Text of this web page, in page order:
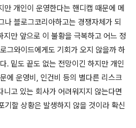
만 개인이 운영한다는 핸디캡 때문에 메
나 블로그코리아하고는 경쟁자체가 되
지만 앞으로 이 불황을 극복하고 어느 정
그와이드에게도 기회가 오지 않을까 하
. 밑도 끝도 없는 전망이긴 하지만 개인
에 운영비, 인건비 등의 별다른 리스크
니고 있는 회사가 어려워지지 않는다면
기할 상황은 발생하지 않을 것이라 확신